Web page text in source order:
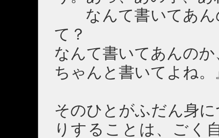
なんて書いてあん
て？
なんて書いてあんの
ちゃんと書いてよね。
そのひとがふだん身
りすることは、ごく